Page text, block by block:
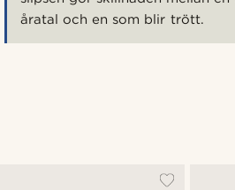
åratal och en som blir trött.